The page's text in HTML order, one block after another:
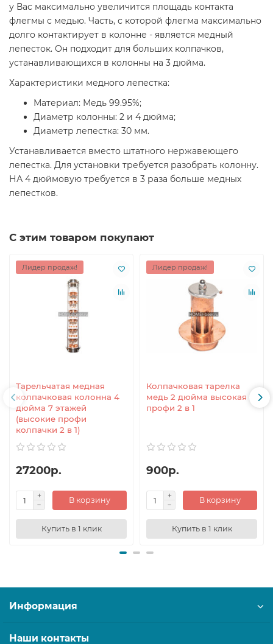
у Вас максимально увеличится площадь контакта
флегмы с медью. Часть, с которой флегма максимально
долго контактирует в колонне - является медный
лепесток. Он подходит для больших колпачков,
устанавливающихся в колонны на 3 дюйма.
Характеристики медного лепестка:
Материал: Медь 99.95%;
Диаметр колонны: 2 и 4 дюйма;
Диаметр лепестка: 30 мм.
Устанавливается вместо штатного нержавеющего
лепестка. Для установки требуется разобрать колонну.
НА 4 дюймовую требуется в 3 раза больше медных
лепестков.
С этим товаром покупают
Лидер продаж!
Тарельчатая медная
колпачковая колонна 4
дюйма 7 этажей
(высокие профи
колпачки 2 в 1)
27200р.
В корзину
Купить в 1 клик
Лидер продаж!
Колпачковая тарелка
медь 2 дюйма высокая
профи 2 в 1
900р.
В корзину
Купить в 1 клик
Информация
Наши контакты